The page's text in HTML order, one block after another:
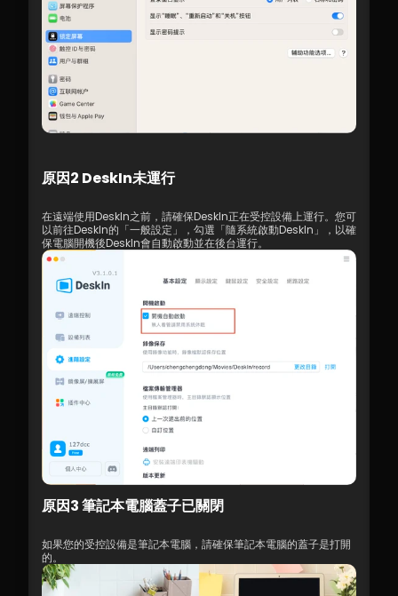
原因2 DeskIn未運行
在遠端使用DeskIn之前，請確保DeskIn正在受控設備上運行。您可
以前往DeskIn的「一般設定」，勾選「隨系統啟動DeskIn」，以確
保電腦開機後DeskIn會自動啟動並在後台運行。
原因3 筆記本電腦蓋子已關閉
如果您的受控設備是筆記本電腦，請確保筆記本電腦的蓋子是打開
的。